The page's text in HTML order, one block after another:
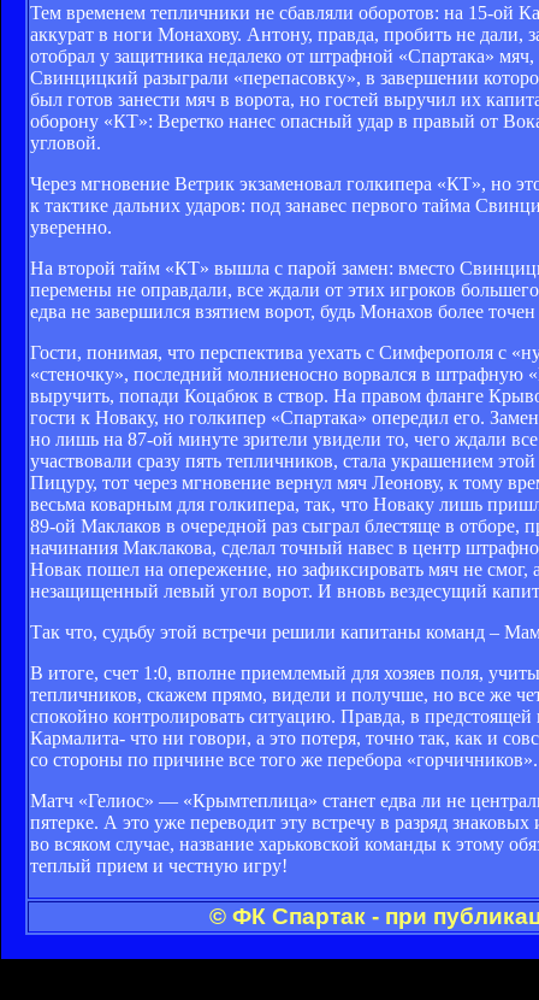
Тем временем тепличники не сбавляли оборотов: на 15-ой
аккурат в ноги Монахову. Антону, правда, пробить не дали,
отобрал у защитника недалеко от штрафной «Спартака»
Свинцицкий разыграли «перепасовку», в завершении
был готов занести мяч в ворота, но гостей выручил их
оборону «КТ»: Веретко нанес опасный удар в правый от
угловой.
Через мгновение Ветрик экзаменовал голкипера «КТ», но
к тактике дальних ударов: под занавес первого тайма
уверенно.
На второй тайм «КТ» вышла с парой замен: вместо
перемены не оправдали, все ждали от этих игроков
едва не завершился взятием ворот, будь Монахов более
Гости, понимая, что перспектива уехать с Симферополя с
«стеночку», последний молниеносно ворвался в штрафную
выручить, попади Коцабюк в створ. На правом фланге
гости к Новаку, но голкипер «Спартака» опередил его.
но лишь на 87-ой минуте зрители увидели то, чего ждали
участвовали сразу пять тепличников, стала украшением
Пицуру, тот через мгновение вернул мяч Леонову, к тому
весьма коварным для голкипера, так, что Новаку лишь
89-ой Маклаков в очередной раз сыграл блестяще в
начинания Маклакова, сделал точный навес в центр
Новак пошел на опережение, но зафиксировать мяч не
незащищенный левый угол ворот. И вновь вездесущий
Так что, судьбу этой встречи решили капитаны команд –
В итоге, счет 1:0, вполне приемлемый для хозяев поля,
тепличников, скажем прямо, видели и получше, но все же
спокойно контролировать ситуацию. Правда, в
Кармалита- что ни говори, а это потеря, точно так, как и
со стороны по причине все того же перебора «горчичников».
Матч «Гелиос» — «Крымтеплица» станет едва ли не
пятерке. А это уже переводит эту встречу в разряд
во всяком случае, название харьковской команды к этому
теплый прием и честную игру!
© ФК Спартак - при